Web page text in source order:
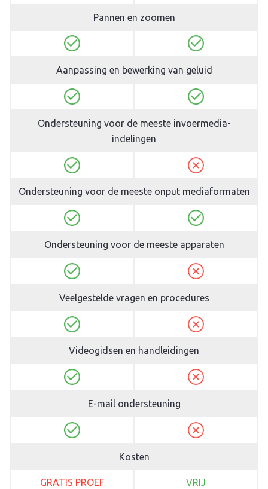
Pannen en zoomen
Aanpassing en bewerking van geluid
Ondersteuning voor de meeste invoermedia-
indelingen
Ondersteuning voor de meeste onput mediaformaten
Ondersteuning voor de meeste apparaten
Veelgestelde vragen en procedures
Videogidsen en handleidingen
E-mail ondersteuning
Kosten
GRATIS PROEF VRIJ